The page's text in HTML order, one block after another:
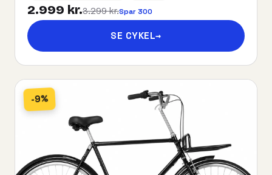
2.999 kr.3.299 kr.Spar 300
SE CYKEL→
-9%